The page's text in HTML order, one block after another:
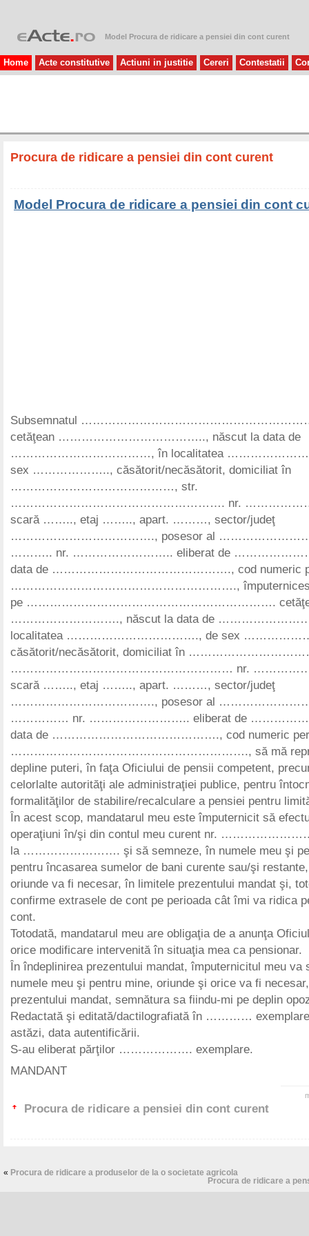
Model Procura de ridicare a pensiei din cont curent
Home Acte constitutive Actiuni in justitie Cereri Contestatii
Procura de ridicare a pensiei din cont curent
Model Procura de ridicare a pensiei din cont
Subsemnatul
cetăţean ……………………………….., născut la data de
………………………………, în localitatea
sex ……………….., căsătorit/necăsătorit, domiciliat în
……………………………………, str.
………………………………………………. nr. ……………….,
scară …….., etaj …….., apart. ………, sector/judeţ
………………………………., posesor al
……….. nr. …………………….. eliberat de
data de ………………………………………., cod numeric
…………………………………………………., împuternicesc
pe ……………………………………………………….
………………………., născut la data de
localitatea ……………………………., de sex
căsătorit/necăsătorit, domiciliat în
………………………………………………… nr.
scară …….., etaj …….., apart. ………, sector/judeţ
………………………………., posesor al
…………… nr. …………………….. eliberat de
data de ……………………………………., cod numeric
……………………………………………………., să mă
depline puteri, în faţa Oficiului de pensii competent,
celorlalte autorităţi ale administraţiei publice, pentru
formalităţilor de stabilire/recalculare a pensiei pentru
În acest scop, mandatarul meu este împuternicit să
operaţiuni în/şi din contul meu curent nr.
la ……………………. şi să semneze, în numele meu şi
pentru încasarea sumelor de bani curente sau/şi
oriunde va fi necesar, în limitele prezentului mandat şi,
confirme extrasele de cont pe perioada cât îmi va ridica
cont.
Totodată, mandatarul meu are obligaţia de a anunţa
orice modificare intervenită în situaţia mea ca pensionar.
În îndeplinirea prezentului mandat, împuternicitul meu va
numele meu şi pentru mine, oriunde şi orice va fi
prezentului mandat, semnătura sa fiindu-mi pe deplin
Redactată şi editată/dactilografiată în …………
astăzi, data autentificării.
S-au eliberat părţilor ………………. exemplare.
MANDANT
Procura de ridicare a pensiei din cont curent
« Procura de ridicare a produselor de la o societate agricola
Procura de ridicare a